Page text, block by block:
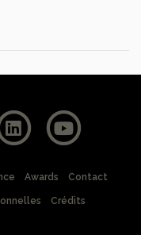
Awards Contact
Crédits